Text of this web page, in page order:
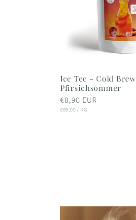
Ice Tee - Cold Brew
Pfirsichsommer
Normaler
Preis
€8,90 EUR
STÜCKPREIS
€89,00 / PRO
KG